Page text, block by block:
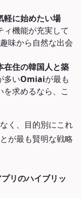
軽に始めたい場
ィ機能が充実して
味から自然な出会
在住の韓国人と築
多いOmiaiが最も
求めるなら、こ
く、目的別にこれ
が最も賢明な戦略
リのハイブリッ